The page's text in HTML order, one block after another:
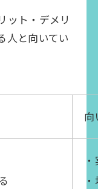
ット・デメリ
人と向いてい
向